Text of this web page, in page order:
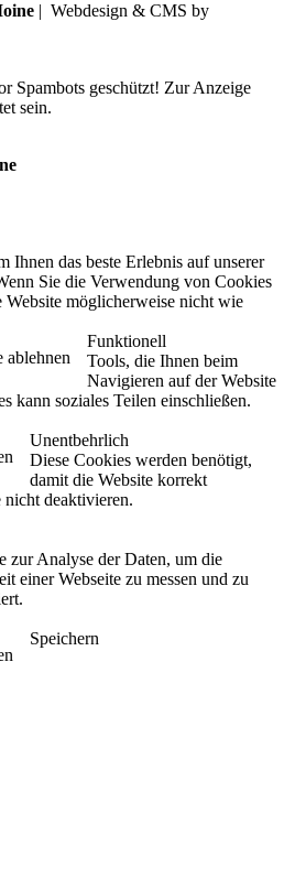
| Webdesign & CMS by
Spambots geschützt! Zur Anzeige
sein.
Ihnen das beste Erlebnis auf unserer
Sie die Verwendung von Cookies
Website möglicherweise nicht wie
ablehnen
Funktionell
Tools, die Ihnen beim
Navigieren auf der Website
kann soziales Teilen einschließen.
Unentbehrlich
Diese Cookies werden benötigt,
damit die Website korrekt
deaktivieren.
zur Analyse der Daten, um die
einer Webseite zu messen und zu
Speichern